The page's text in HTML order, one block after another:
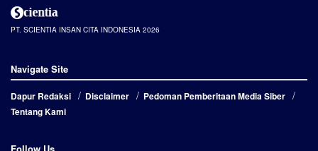
PT. SCIENTIA INSAN CITA INDONESIA 2026
Navigate Site
Dapur Redaksi Disclaimer
Pedoman Pemberitaan Media Siber
Tentang Kami